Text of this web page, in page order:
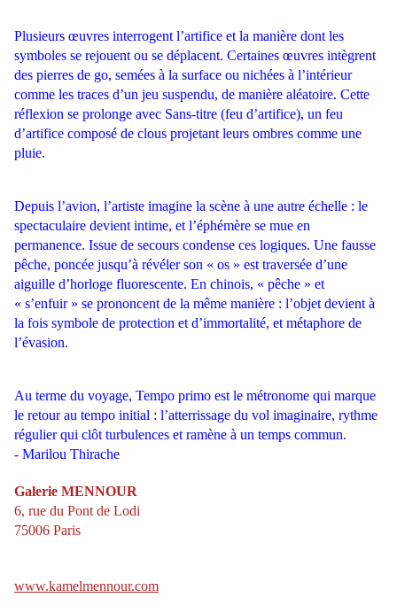
Plusieurs œuvres interrogent l’artifice et la manière dont les
symboles se rejouent ou se déplacent. Certaines œuvres intègrent
des pierres de go, semées à la surface ou nichées à l’intérieur
comme les traces d’un jeu suspendu, de manière aléatoire. Cette
réflexion se prolonge avec Sans-titre (feu d’artifice), un feu
d’artifice composé de clous projetant leurs ombres comme une
pluie.
Depuis l’avion, l’artiste imagine la scène à une autre échelle : le
spectaculaire devient intime, et l’éphémère se mue en
permanence. Issue de secours condense ces logiques. Une fausse
pêche, poncée jusqu’à révéler son « os » est traversée d’une
aiguille d’horloge fluorescente. En chinois, « pêche » et
« s’enfuir » se prononcent de la même manière : l’objet devient à
la fois symbole de protection et d’immortalité, et métaphore de
l’évasion.
Au terme du voyage, Tempo primo est le métronome qui marque
le retour au tempo initial : l’atterrissage du vol imaginaire, rythme
régulier qui clôt turbulences et ramène à un temps commun.
- Marilou Thirache
Galerie MENNOUR
6, rue du Pont de Lodi
75006 Paris
www.kamelmennour.com